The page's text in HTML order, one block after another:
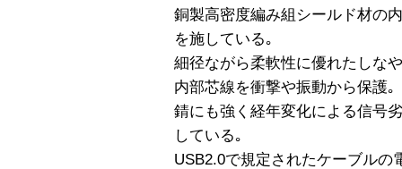
銅製高密度編み組シールド材の
を施している｡
細径ながら柔軟性に優れたしな
内部芯線を衝撃や振動から保護｡
錆にも強く経年変化による信号
している｡
USB2.0で規定されたケーブル